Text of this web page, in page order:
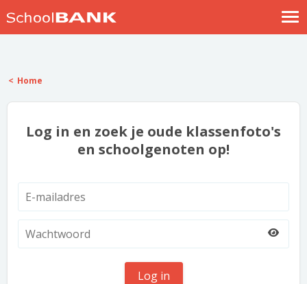
Help
Home
Log in en zoek je oude klassenfoto's
en schoolgenoten op!
Log in